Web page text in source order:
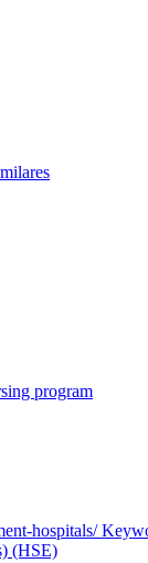
program
hospitals/
(HSE)